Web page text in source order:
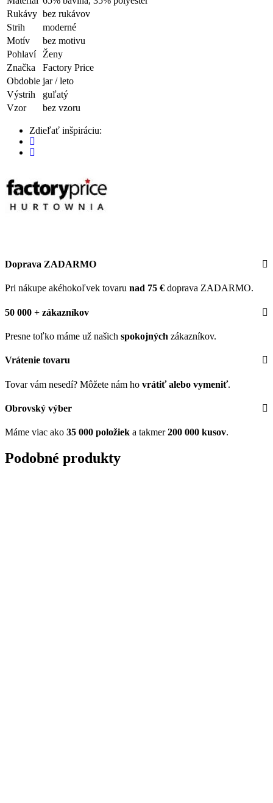
Rukávy bez rukávov
Strih
moderné
Motív
bez motivu
Pohlaví
Ženy
Značka
Factory Price
Obdobie jar / leto
Výstrih
guľatý
Vzor
bez vzoru
Zdieľať inšpiráciu:
Doprava ZADARMO
Pri nákupe akéhokoľvek tovaru nad 75 € doprava ZADARMO.
50 000 + zákazníkov
Presne toľko máme už našich spokojných zákazníkov.
Vrátenie tovaru
Tovar vám nesedí? Môžete nám ho vrátiť alebo vymeniť.
Obrovský výber
Máme viac ako 35 000 položiek a takmer200 000 kusov.
Podobné produkty